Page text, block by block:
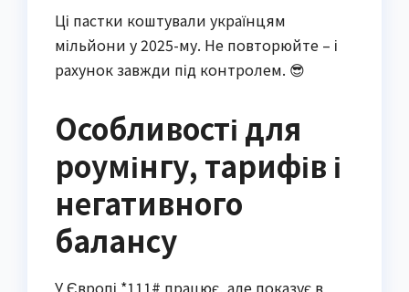
Ці пастки коштували українцям
мільйони у 2025-му. Не повторюйте – і
рахунок завжди під контролем. 😎
Особливості для
роумінгу, тарифів і
негативного
балансу
У Європі *111# працює, але показує в